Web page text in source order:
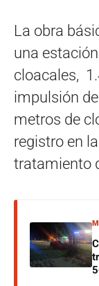
La obra
una
cloacales,
impulsión
metros de
registro en
tratamiento